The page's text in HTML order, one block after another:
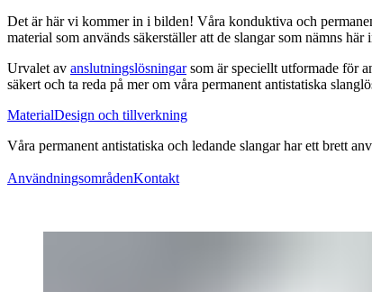
Det är här vi kommer in i bilden! Våra konduktiva och
material som används säkerställer att de slangar som nämns
Urvalet av anslutningslösningarsom är speciellt utformade för
säkert och ta reda på mer om våra permanent antistatiska
MaterialDesign och tillverkning
Våra permanent antistatiska och ledande slangar har ett brett
AnvändningsområdenKontakt